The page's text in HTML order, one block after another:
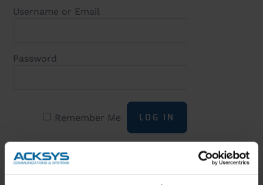
Username or Email
Password
Remember Me
Forgot password?Click here to reset
New User?